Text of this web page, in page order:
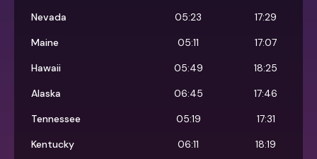
Nevada
05:23
17:29
Maine
05:11
17:07
Hawaii
05:49
18:25
Alaska
06:45
17:46
Tennessee
05:19
17:31
Kentucky
06:11
18:19